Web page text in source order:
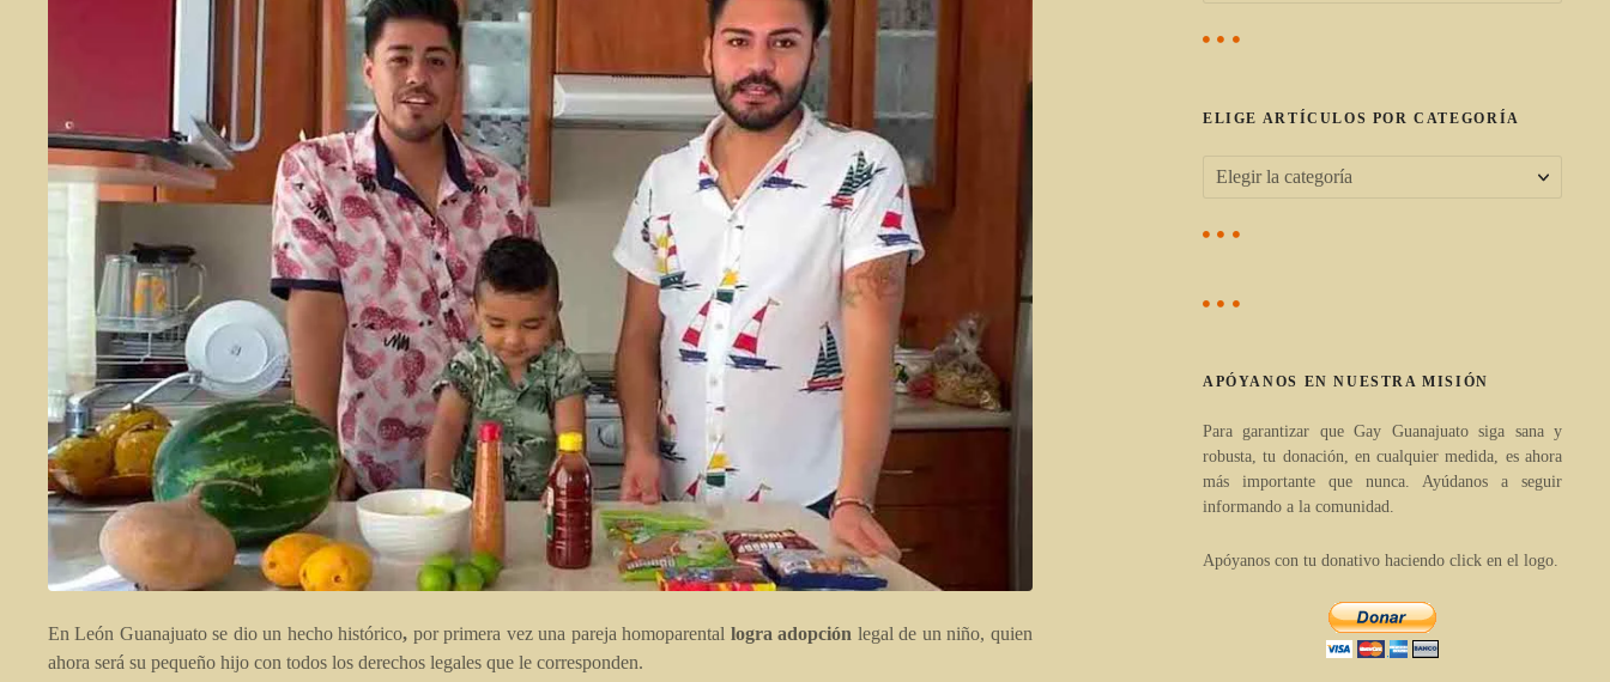
En León Guanajuato se dio un hecho histórico, por primera vez una pareja homoparental logra adopción legal de un niño, quien
ahora será su pequeño hijo con todos los derechos legales que le corresponden.
c
:ELIGE ARTÍCULOS POR CATEGORÍA
E
r
t
í
c
l
APÓYANOS EN NUESTRA MISIÓN
Para garantizar que Gay Guanajuato siga sana y
robusta, tu donación, en cualquier medida, es ahora
más importante que nunca. Ayúdanos a seguir
informando a la comunidad.
Apóyanos con tu donativo haciendo click en el logo.